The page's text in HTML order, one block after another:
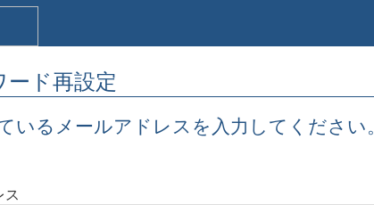
ド再設定
いるメールアドレスを入力してください。
ス